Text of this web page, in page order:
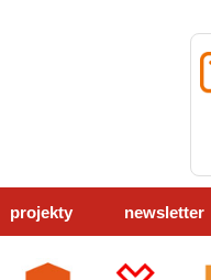
projekty newsletter